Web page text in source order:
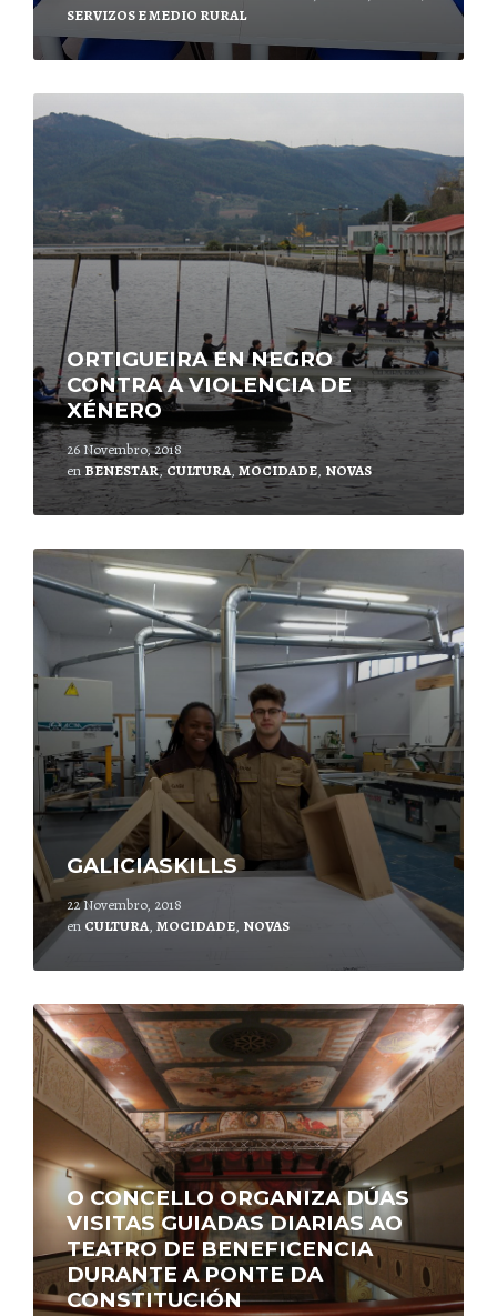
SERVIZOS E MEDIO RURAL
ORTIGUEIRA EN NEGRO
CONTRA A VIOLENCIA DE
XÉNERO
26 Novembro, 2018
en BENESTAR, CULTURA, MOCIDADE, NOVAS
Leer
mais
GALICIASKILLS
22 Novembro, 2018
en CULTURA, MOCIDADE, NOVAS
Leer
mais
O CONCELLO ORGANIZA DÚAS
VISITAS GUIADAS DIARIAS AO
TEATRO DE BENEFICENCIA
DURANTE A PONTE DA
CONSTITUCIÓN
Leer
mais